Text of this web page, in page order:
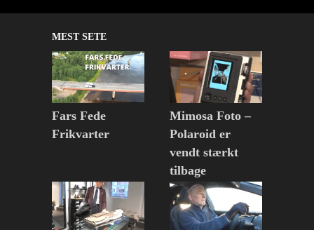
MEST SETE
Fars Fede
Frikvarter
Mimosa Foto –
Polaroid er
vendt stærkt
tilbage